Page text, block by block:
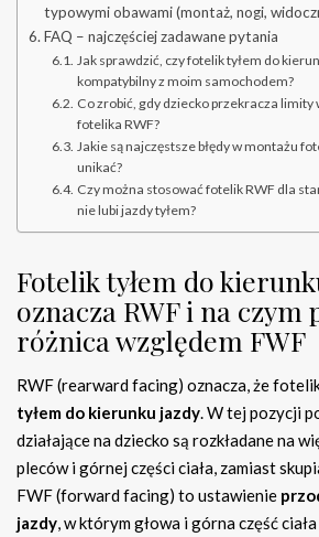
typowymi obawami (montaż, nogi,
FAQ – najczęściej zadawane pytania
Jak sprawdzić, czy fotelik tyłem do
kompatybilny z moim samochodem?
Co zrobić, gdy dziecko przekracza limity
fotelika RWF?
Jakie są najczęstsze błędy w montażu
unikać?
Czy można stosować fotelik RWF dla
nie lubi jazdy tyłem?
Fotelik tyłem do
oznacza RWF i na czym
różnica względem FWF
RWF (rearward facing) oznacza, że
tyłem do kierunku jazdy. W tej pozycji
działające na dziecko są rozkładane na
pleców i górnej części ciała, zamiast
FWF (forward facing) to ustawienie
jazdy, w którym głowa i górna część